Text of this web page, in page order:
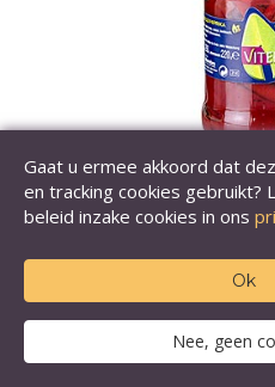
Pimientos del piquillo
Inhoud:
€ 4,43
Gaat u ermee akkoord dat
en tracking cookies gebruikt?
beleid inzake cookies in ons
Ok
Nee, geen